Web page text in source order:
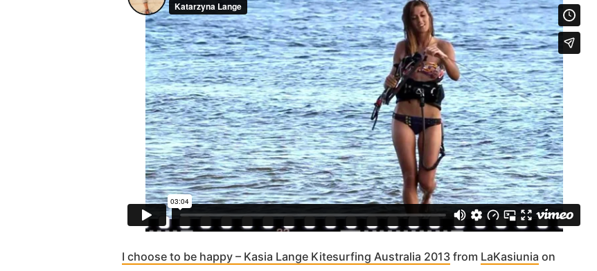
I choose to be happy – Kasia Lange Kitesurfing Australia 2013 from LaKasiunia on